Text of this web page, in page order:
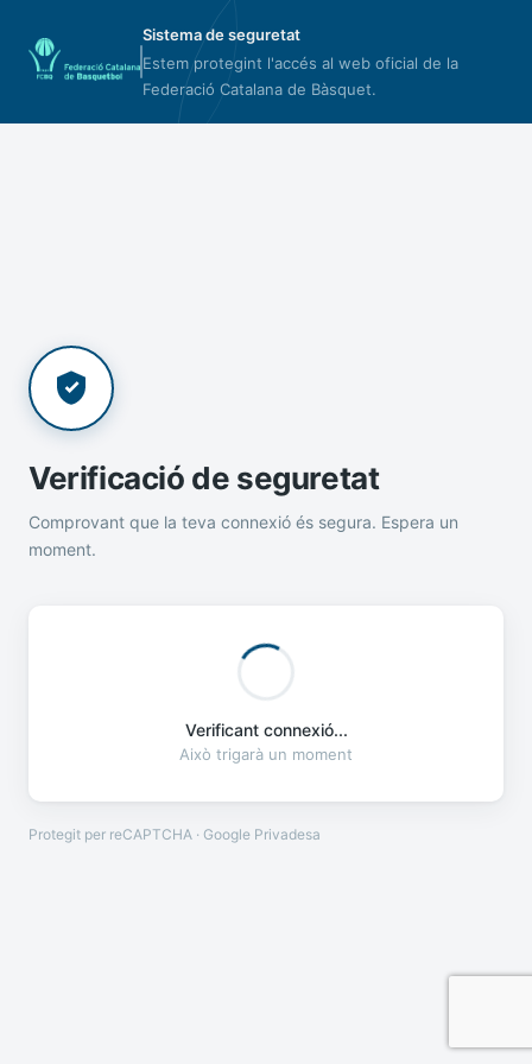
Sistema de seguretat
Estem protegint l'accés al web oficial de la
Federació Catalana de Bàsquet.
Verificació de seguretat
Comprovant que la teva connexió és segura. Espera un
moment.
Verificant connexió...
Això trigarà un moment
Protegit per reCAPTCHA · Google Privadesa